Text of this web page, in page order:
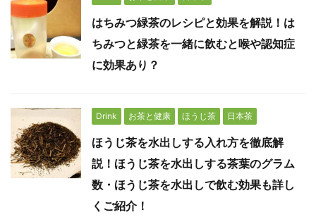
はちみつ緑茶のレシピと効果を解説！は
ちみつと緑茶を一緒に飲むと喉や認知症
に効果あり？
Drink お茶と健康 ほうじ茶 日本茶
ほうじ茶を水出しする入れ方を徹底解
説！ほうじ茶を水出しする茶葉のグラム
数・ほうじ茶を水出しで飲む効果も詳し
くご紹介！